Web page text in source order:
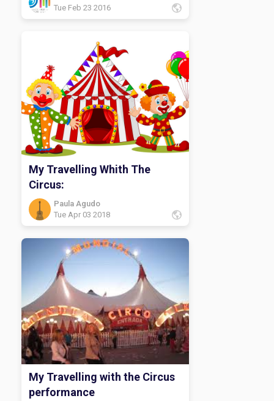
Tue Feb 23 2016
My Travelling Whith The
Circus:
Paula Agudo
Tue Apr 03 2018
My Travelling with the Circus
performance